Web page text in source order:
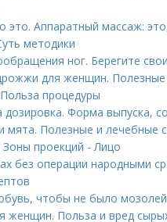
это. Аппаратный массаж:
методики
ног. Берегите
для женщин.
процедуры
Форма выпуска,
мята. Полезные и лечебные
проекций - Лицо
без операции народными
чтобы не было
женщин. Польза и вред